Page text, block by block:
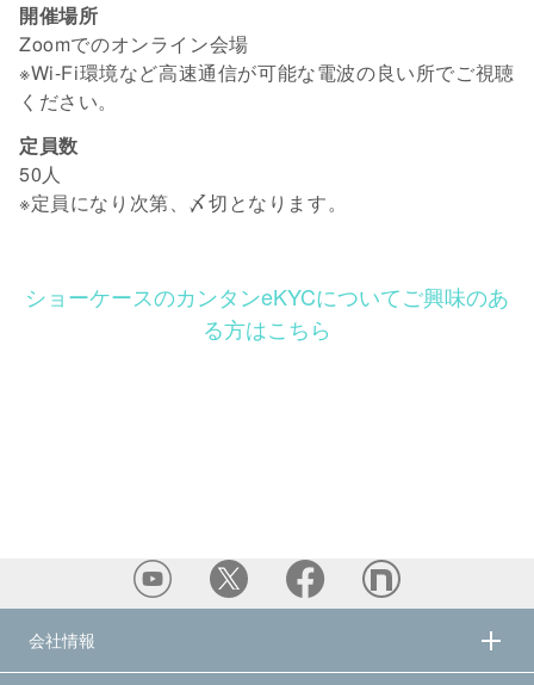
開催場所
Zoomでのオンライン会場
※Wi-Fi環境など高速通信が可能な電波の良い所でご視聴
ください。
定員数
50人
※定員になり次第、〆切となります。
ショーケースのカンタンeKYCについてご興味のあ
る方はこちら
会社情報